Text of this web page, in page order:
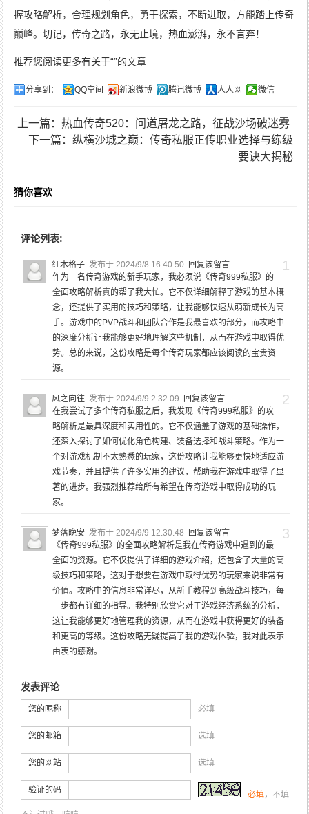
握攻略解析，合理规划角色，勇于探索，不断进取，方能踏上传奇
巅峰。切记，传奇之路，永无止境，热血澎湃，永不言弃！
推荐您阅读更多有关于“”的文章
分享到： QQ空间 新浪微博 腾讯微博 人人网 微信
上一篇：热血传奇520：问道屠龙之路，征战沙场破迷雾
下一篇：纵横沙城之巅：传奇私服正传职业选择与练级
要诀大揭秘
猜你喜欢
评论列表:
1
红木格子 发布于 2024/9/8 16:40:50
回复该留言
作为一名传奇游戏的新手玩家，我必须说《传奇999私服》的
全面攻略解析真的帮了我大忙。它不仅详细解释了游戏的基本概
念，还提供了实用的技巧和策略，让我能够快速从萌新成长为高
手。游戏中的PVP战斗和团队合作是我最喜欢的部分，而攻略中
的深度分析让我能够更好地理解这些机制，从而在游戏中取得优
势。总的来说，这份攻略是每个传奇玩家都应该阅读的宝贵资
源。
2
风之向往 发布于 2024/9/9 2:32:09
回复该留言
在我尝试了多个传奇私服之后，我发现《传奇999私服》的攻
略解析是最具深度和实用性的。它不仅涵盖了游戏的基础操作，
还深入探讨了如何优化角色构建、装备选择和战斗策略。作为一
个对游戏机制不太熟悉的玩家，这份攻略让我能够更快地适应游
戏节奏，并且提供了许多实用的建议，帮助我在游戏中取得了显
著的进步。我强烈推荐给所有希望在传奇游戏中取得成功的玩
家。
3
梦落晚安 发布于 2024/9/9 12:30:48
回复该留言
《传奇999私服》的全面攻略解析是我在传奇游戏中遇到的最
全面的资源。它不仅提供了详细的游戏介绍，还包含了大量的高
级技巧和策略，这对于想要在游戏中取得优势的玩家来说非常有
价值。攻略中的信息非常详尽，从新手教程到高级战斗技巧，每
一步都有详细的指导。我特别欣赏它对于游戏经济系统的分析，
这让我能够更好地管理我的资源，从而在游戏中获得更好的装备
和更高的等级。这份攻略无疑提高了我的游戏体验，我对此表示
由衷的感谢。
发表评论
您的昵称 必填
您的邮箱 选填
您的网站 选填
验证的码 必填，不填